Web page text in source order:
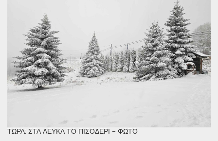
ΤΏΡΑ: ΣΤΑ ΛΕΥΚΆ ΤΟ ΠΙΣΟΔΈΡΙ – ΦΩΤΌ